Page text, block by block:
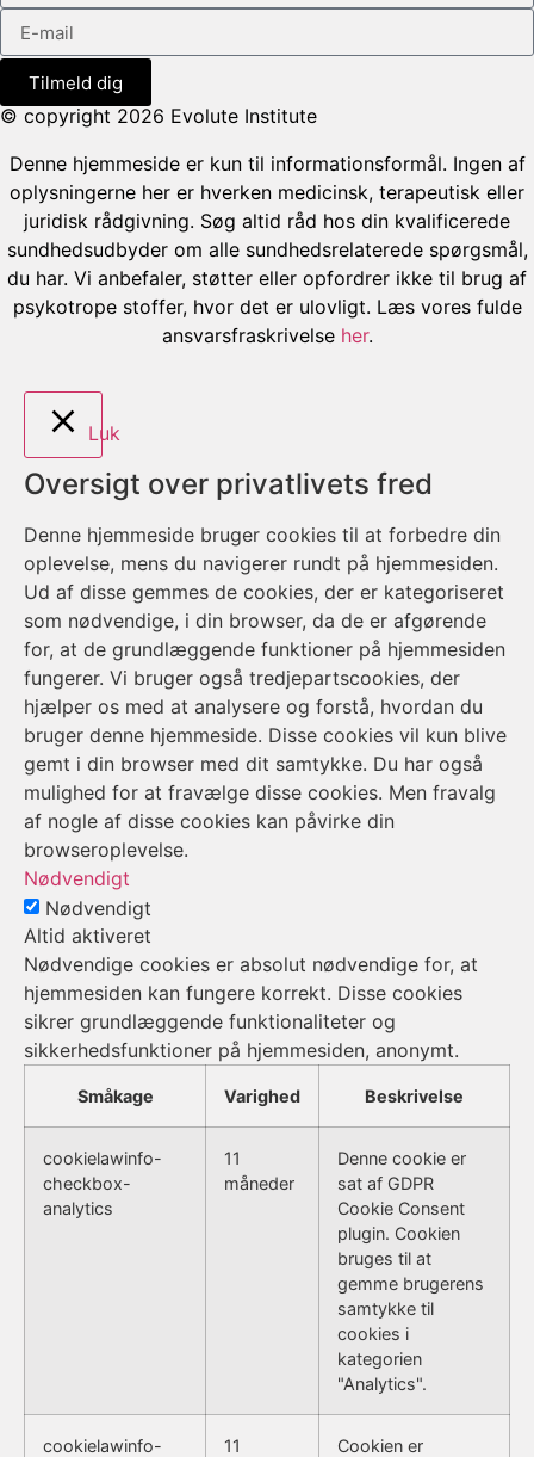
Tilmeld dig
© copyright 2026 Evolute Institute
Denne hjemmeside er kun til informationsformål. Ingen af
oplysningerne her er hverken medicinsk, terapeutisk eller
juridisk rådgivning. Søg altid råd hos din kvalificerede
sundhedsudbyder om alle sundhedsrelaterede spørgsmål,
du har. Vi anbefaler, støtter eller opfordrer ikke til brug af
psykotrope stoffer, hvor det er ulovligt. Læs vores fulde
ansvarsfraskrivelse her.
Luk
Oversigt over privatlivets fred
Denne hjemmeside bruger cookies til at forbedre din
oplevelse, mens du navigerer rundt på hjemmesiden.
Ud af disse gemmes de cookies, der er kategoriseret
som nødvendige, i din browser, da de er afgørende
for, at de grundlæggende funktioner på hjemmesiden
fungerer. Vi bruger også tredjepartscookies, der
hjælper os med at analysere og forstå, hvordan du
bruger denne hjemmeside. Disse cookies vil kun blive
gemt i din browser med dit samtykke. Du har også
mulighed for at fravælge disse cookies. Men fravalg
af nogle af disse cookies kan påvirke din
browseroplevelse.
Nødvendigt
Nødvendigt
Altid aktiveret
Nødvendige cookies er absolut nødvendige for, at
hjemmesiden kan fungere korrekt. Disse cookies
sikrer grundlæggende funktionaliteter og
sikkerhedsfunktioner på hjemmesiden, anonymt.
Småkage Varighed Beskrivelse
cookielawinfo-
checkbox-
analytics
11
måneder
Denne cookie er
sat af GDPR
Cookie Consent
plugin. Cookien
bruges til at
gemme brugerens
samtykke til
cookies i
kategorien
"Analytics".
cookielawinfo-
11
Cookien er